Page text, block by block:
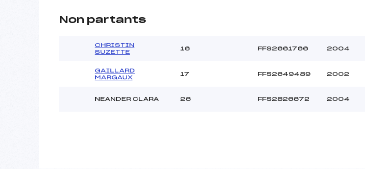
Non partants
CHRISTIN
SUZETTE
16 FFS2661766 2004
GAILLARD
MARGAUX
17 FFS2649489 2002
NEANDER CLARA 26 FFS2826672 2004